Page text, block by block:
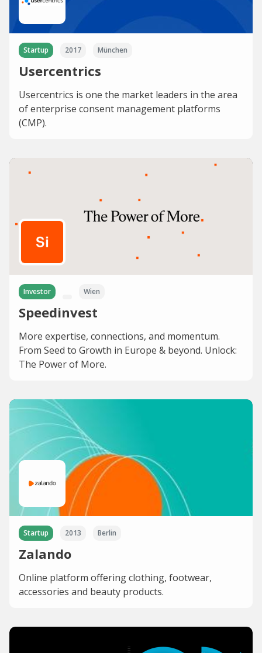
Startup 2017 München
Usercentrics
Usercentrics is one the market leaders in the area
of enterprise consent management platforms
(CMP).
Investor Wien
Speedinvest
More expertise, connections, and momentum.
From Seed to Growth in Europe & beyond. Unlock:
The Power of More.
Startup 2013 Berlin
Zalando
Online platform offering clothing, footwear,
accessories and beauty products.